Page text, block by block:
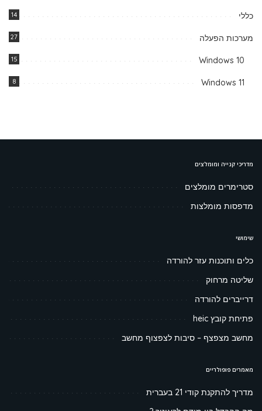
כללי 14
מערכות הפעלה 27
Windows 10
15
Windows 11
8
מדריכי קנייה ומומלצים
סטרימרים מומלצים
מדפסות מומלצות
שימושי
כלים ותוכנות עזר להורדה
שליטה מרחוק
דרייברים להורדה
פתיחת קובץ heic
מחשב מצפצף – סיבות לצפצוף מחשב
מאמרים פופולריים
מדריך להתקנת קודי 21 בעברית